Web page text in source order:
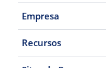
Empresa
Recursos